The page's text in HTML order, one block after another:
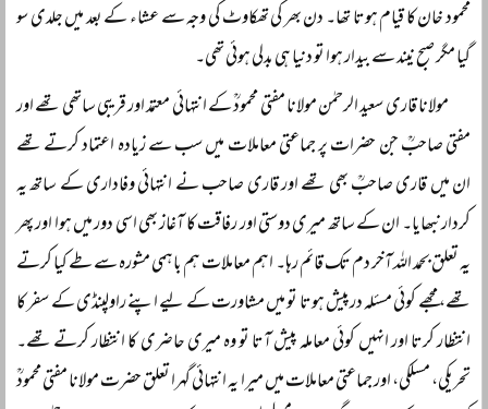
محمود خان کا قیام ہوتا تھا۔ دن بھر کی تھکاوٹ کی وجہ سے عشاء کے بعد میں جلدی سو
گیا مگر صبح نیند سے بیدار ہوا تو دنیا ہی بدلی ہوئی تھی۔
مولانا قاری سعید الرحمٰن مولانا مفتی محمودؒ کے انتہائی معتمد اور قریبی ساتھی تھے اور
مفتی صاحبؒ جن حضرات پر جماعتی معاملات میں سب سے زیادہ اعتماد کرتے تھے
ان میں قاری صاحبؒ بھی تھے اور قاری صاحب نے انتہائی وفاداری کے ساتھ یہ
کردار نبھایا۔ ان کے ساتھ میری دوستی اور رفاقت کا آغاز بھی اسی دور میں ہوا اور پھر
یہ تعلق بحمد اللہ آخر دم تک قائم رہا۔ اہم معاملات ہم باہمی مشورہ سے طے کیا کرتے
تھے، مجھے کوئی مسئلہ درپیش ہوتا تو میں مشاورت کے لیے اپنے راولپنڈی کے سفر کا
انتظار کرتا اور انہیں کوئی معاملہ پیش آتا تو وہ میری حاضری کا انتظار کرتے تھے۔
تحریکی، مسلکی، اور جماعتی معاملات میں میرا یہ انتہائی گہرا تعلق حضرت مولانا مفتی محمودؒ